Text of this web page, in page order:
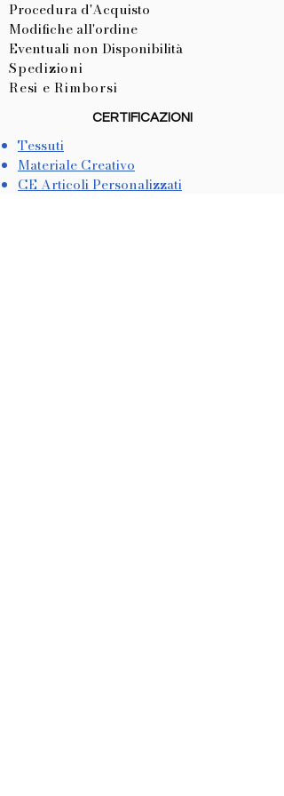
Procedura d'Acquisto
Modifiche all'ordine
Eventuali non Disponibilità
Spedizioni
Resi e Rimborsi
CERTIFICAZIONI
Tessuti
Materiale Creativo
CE Articoli Personalizzati